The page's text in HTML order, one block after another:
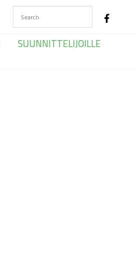
SUUNNITTELIJOILLE